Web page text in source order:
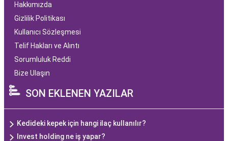
Hakkımızda
Gizlilik Politikası
Kullanıcı Sözleşmesi
Telif Hakları ve Alıntı
Sorumluluk Reddi
Bize Ulaşın
SON EKLENEN YAZILAR
Kedideki kepek için hangi ilaç kullanılır?
Invest holding ne iş yapar?